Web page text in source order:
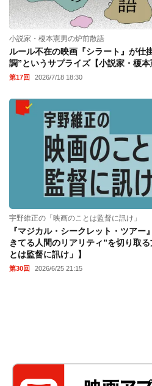
小説家・榎本憲男の炉前散語
ルール不在の映画『シラート』が仕
調”というサプライズ【小説家・榎本
第17回 2026/7/18 18:30
宇野維正の「映画のことは監督に訊け」
『マジカル・シークレット・ツアー
きてる人間のリアリティ”を切り取
とは監督に訊け」】
第30回 2026/6/25 21:15